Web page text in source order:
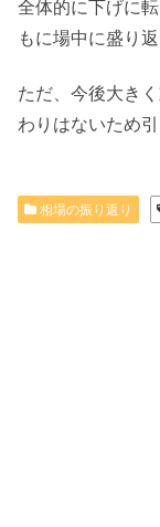
全体的に下げに
もに場中に盛り
ただ、今後大き
わりはないため
相場の振り返り